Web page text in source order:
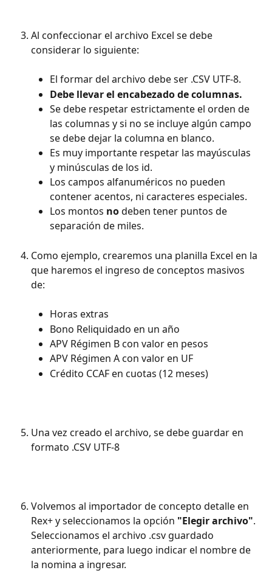
Al confeccionar el archivo Excel se debe
considerar lo siguiente:
El formar del archivo debe ser .CSV UTF-8.
Debe llevar el encabezado de columnas.
Se debe respetar estrictamente el orden de
las columnas y si no se incluye algún campo
se debe dejar la columna en blanco.
Es muy importante respetar las mayúsculas
y minúsculas de los id.
Los campos alfanuméricos no pueden
contener acentos, ni caracteres especiales.
Los montos no deben tener puntos de
separación de miles.
Como ejemplo, crearemos una planilla Excel en la
que haremos el ingreso de conceptos masivos
de:
Horas extras
Bono Reliquidado en un año
APV Régimen B con valor en pesos
APV Régimen A con valor en UF
Crédito CCAF en cuotas (12 meses)
Una vez creado el archivo, se debe guardar en
formato .CSV UTF-8
Volvemos al importador de concepto detalle en
Rex+ y seleccionamos la opción "Elegir archivo".
Seleccionamos el archivo .csv guardado
anteriormente, para luego indicar el nombre de
la nomina a ingresar.